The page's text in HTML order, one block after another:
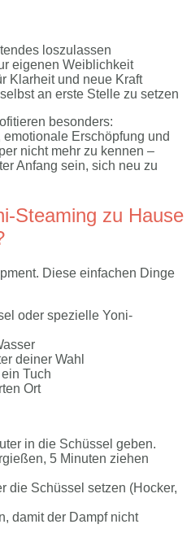
loszulassen
eigenen Weiblichkeit
Klarheit und neue Kraft
an erste Stelle zu setzen
besonders:
Erschöpfung und
nicht mehr zu kennen –
Anfang sein, sich neu zu
Steaming zu Hause
Diese einfachen Dinge
oder spezielle Yoni-
deiner Wahl
Tuch
Ort
in die Schüssel geben.
5 Minuten ziehen
die Schüssel setzen (Hocker,
damit der Dampf nicht